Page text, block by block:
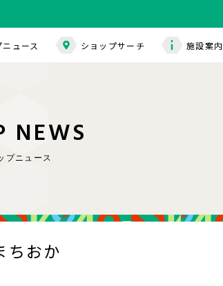
ュース ショップサーチ 施設案内
NEWS
プニュース
ちおか